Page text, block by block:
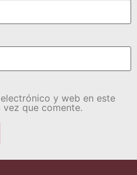
y web en este
que comente.